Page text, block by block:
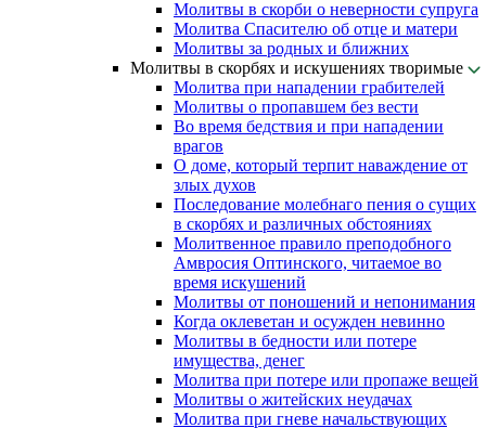
Молитвы в скорби о неверности супруга
Молитва Спасителю об отце и матери
Молитвы за родных и ближних
Молитвы в скорбях и искушениях творимые
Молитва при нападении грабителей
Молитвы о пропавшем без вести
Во время бедствия и при нападении
врагов
О доме, который терпит наваждение от
злых духов
Последование молебнаго пения о сущих
в скорбях и различных обстояниях
Молитвенное правило преподобного
Амвросия Оптинского, читаемое во
время искушений
Молитвы от поношений и непонимания
Когда оклеветан и осужден невинно
Молитвы в бедности или потере
имущества, денег
Молитва при потере или пропаже вещей
Молитвы о житейских неудачах
Молитва при гневе начальствующих